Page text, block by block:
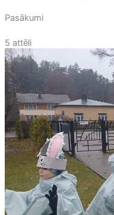
Pasākumi
5 attēli